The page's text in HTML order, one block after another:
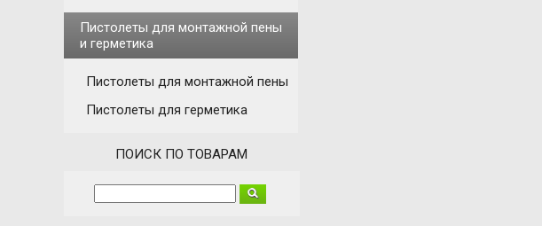
Пистолеты для монтажной пены
и герметика
Пистолеты для монтажной пены
Пистолеты для герметика
ПОИСК ПО ТОВАРАМ